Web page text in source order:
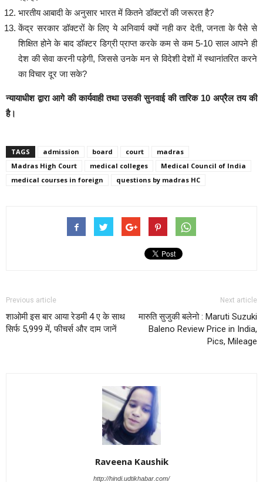
भारतीय आबादी के अनुसार भारत में कितने डॉक्टरों की जरूरत है?
केंद्र सरकार डॉक्टरों के लिए ये अनिवार्य क्यों नही कर देती, जनता के पैसे से
शिक्षित होने के बाद डॉक्टर डिग्री प्राप्त करके कम से कम 5-10 साल आपने ही
देश की सेवा करनी पड़ेगी, जिससे उनके मन से विदेशी देशों में स्थानांतरित करने
का विचार दूर जा सके?
न्यायाधीश द्वारा आगे की कार्यवाही तथा उसकी सुनवाई की तारिक 10 अप्रैल तय की
है।
TAGS admission board court
madras
Madras High Court
medical colleges
Medical Council of India
medical courses in foreign
questions by madras HC
Previous article
शाओमी इस बार आया रेडमी 4 ए के साथ
सिर्फ 5,999 में, फीचर्स और दाम जानें
Next article
मारुति सुजुकी बलेनो : Maruti Suzuki
Baleno Review Price in India,
Pics, Mileage
Raveena Kaushik
http://hindi.udtikhabar.com/